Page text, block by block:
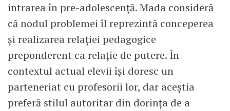
intrarea în pre-adolescență. Mada consideră
că nodul problemei îl reprezintă conceperea
și realizarea relației pedagogice
preponderent ca relație de putere. În
contextul actual elevii își doresc un
parteneriat cu profesorii lor, dar aceștia
preferă stilul autoritar din dorința de a